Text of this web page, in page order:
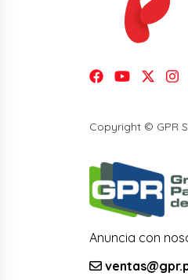
Copyright © GPR
Anuncia con